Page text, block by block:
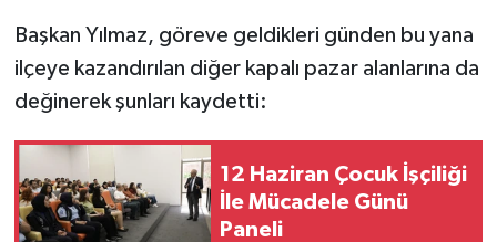
Başkan Yılmaz, göreve geldikleri günden bu yana
ilçeye kazandırılan diğer kapalı pazar alanlarına da
değinerek şunları kaydetti:
12 Haziran Çocuk İşçiliği
İle Mücadele Günü
Paneli